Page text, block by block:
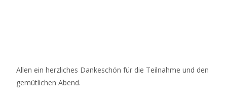
Allen ein herzliches Dankeschön für die Teilnahme und den
gemütlichen Abend.